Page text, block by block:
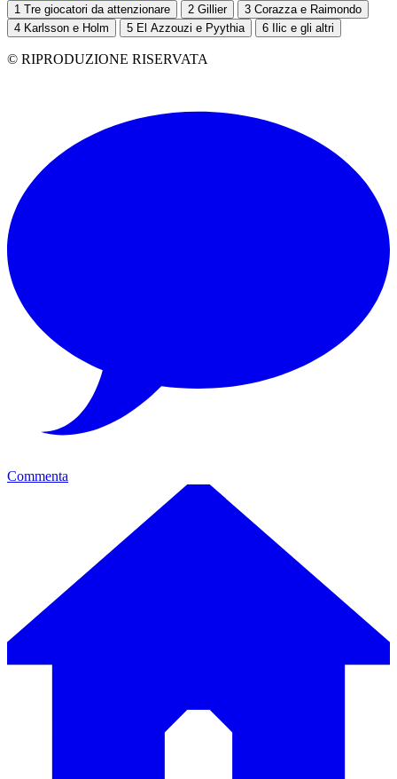
1 Tre giocatori da attenzionare 2 Gillier 3 Corazza e Raimondo
4 Karlsson e Holm 5 El Azzouzi e Pyythia 6 Ilic e gli altri
© RIPRODUZIONE RISERVATA
Commenta